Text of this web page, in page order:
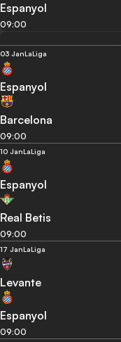
Espanyol
09:00
03 JanLaLiga
Espanyol
Barcelona
09:00
10 JanLaLiga
Espanyol
Real Betis
09:00
17 JanLaLiga
Levante
Espanyol
09:00